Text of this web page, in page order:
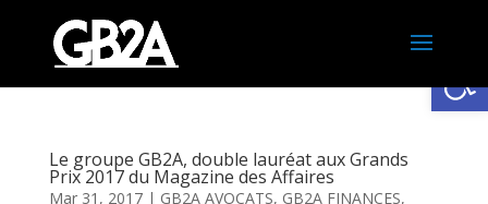
Le groupe GB2A, double lauréat aux Grands
Prix 2017 du Magazine des Affaires
Mar 31, 2017| GB2A AVOCATS, GB2A FINANCES,